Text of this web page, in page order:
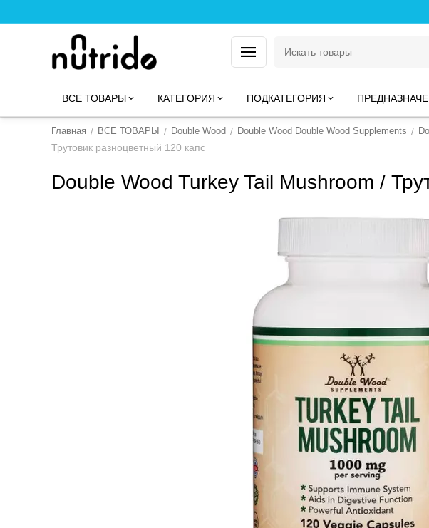
ВСЕ ТОВАРЫ КАТЕГОРИЯ ПОДКАТЕГОРИЯ
Главная / ВСЕ ТОВАРЫ / Double Wood / Double Wood Double Wood Supplements /
Трутовик разноцветный 120 капс
Double Wood Turkey Tail Mushroom /